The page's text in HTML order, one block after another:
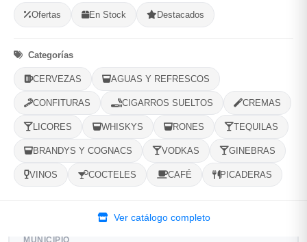
Ofertas En Stock Destacados
Categorías
CERVEZAS AGUAS Y REFRESCOS
CONFITURAS CIGARROS SUELTOS CREMAS
LICORES WHISKYS RONES TEQUILAS
BRANDYS Y COGNACS VODKAS GINEBRAS
VINOS COCTELES CAFÉ PICADERAS
Ver catálogo completo
En Stock
Opciones de Envio
Ubicacion 2 Ruta Entrega
Selecciona tu ubicacion
PROVINCIA
MUNICIPIO